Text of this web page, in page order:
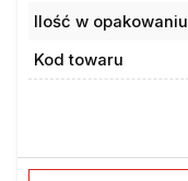
Ilość w opakowaniu
Kod towaru